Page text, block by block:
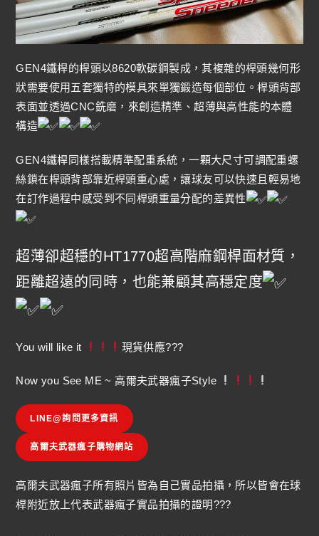
GEN4鐵桿的桿頭以8620軟碳鋼製成，其複雜的桿頭幾何形
狀需要使用五套獨特的模具來單獨鍛造每個部位。桿頭背部
表面並透過CNC銑磨，來創造精準、超薄與高性能的本體
構造
GEN4鐵桿同樣搭載精準配重系統，一顆大尺寸可調配重螺
絲鎖在桿頭背部靠近桿頭重心處，讓球友可以快速且輕易地
在訂作過程中感受到不同桿頭重量分配的差異性
超薄卻超穩的HT1770超高階麻鋼桿面材質，
距離超遠的同時，也能兼顧其高穩定度
You will like it 現貨供應???
Now you See ME ~ 高爾夫武器瘋子Style
LINE@詢問更多資訊
高爾夫武器瘋子購物網站
高爾夫武器瘋子所有照片皆為自己實品拍攝，所以皆會在球
桿附近放上代表武器瘋子實品拍攝的證明???